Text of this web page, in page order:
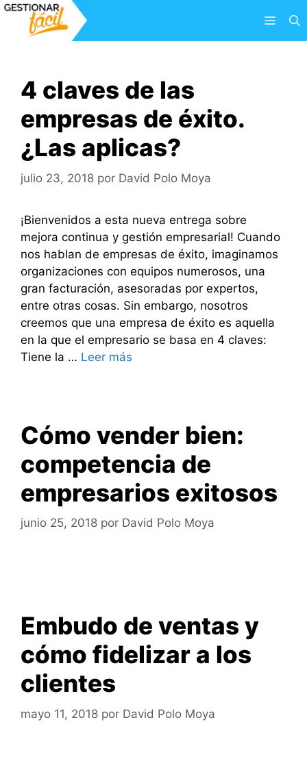
Saltar
Menú
4 claves de las
empresas de éxito.
¿Las aplicas?
julio 23, 2018 por David Polo Moya
¡Bienvenidos a esta nueva entrega sobre
mejora continua y gestión empresarial! Cuando
nos hablan de empresas de éxito, imaginamos
organizaciones con equipos numerosos, una
gran facturación, asesoradas por expertos,
entre otras cosas. Sin embargo, nosotros
creemos que una empresa de éxito es aquella
en la que el empresario se basa en 4 claves:
Tiene la … Leer más
Cómo vender bien:
competencia de
empresarios exitosos
junio 25, 2018 por David Polo Moya
Embudo de ventas y
cómo fidelizar a los
clientes
mayo 11, 2018 por David Polo Moya